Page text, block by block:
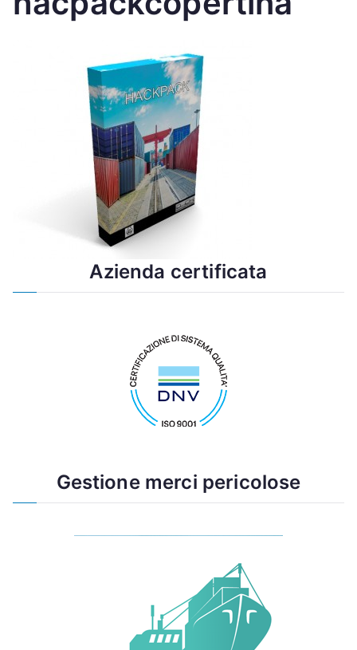
Azienda certificata
Gestione merci pericolose